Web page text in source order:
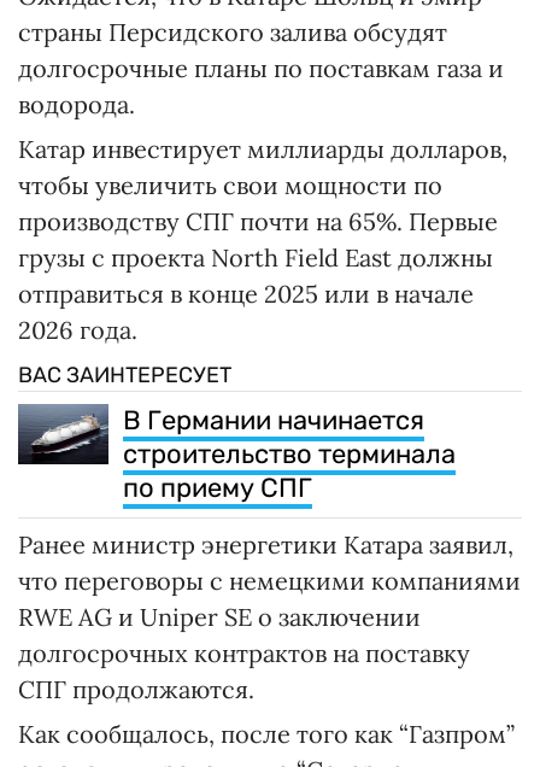
страны Персидского залива обсудят
долгосрочные планы по поставкам газа и
водорода.
Катар инвестирует миллиарды долларов,
чтобы увеличить свои мощности по
производству СПГ почти на 65%. Первые
грузы с проекта North Field East должны
отправиться в конце 2025 или в начале
2026 года.
ВАС ЗАИНТЕРЕСУЕТ
В Германии начинается
строительство терминала
по приему СПГ
Ранее министр энергетики Катара заявил,
что переговоры с немецкими компаниями
RWE AG и Uniper SE о заключении
долгосрочных контрактов на поставку
СПГ продолжаются.
Как сообщалось, после того как “Газпром”